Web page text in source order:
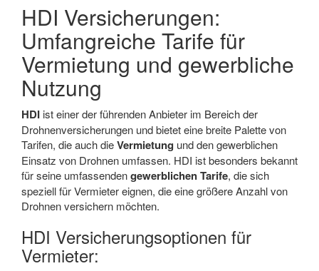
HDI Versicherungen:
Umfangreiche Tarife für
Vermietung und gewerbliche
Nutzung
HDI ist einer der führenden Anbieter im Bereich der
Drohnenversicherungen und bietet eine breite Palette von
Tarifen, die auch dieVermietung und den gewerblichen
Einsatz von Drohnen umfassen. HDI ist besonders bekannt
für seine umfassendengewerblichen Tarife, die sich
speziell für Vermieter eignen, die eine größere Anzahl von
Drohnen versichern möchten.
HDI Versicherungsoptionen für
Vermieter: